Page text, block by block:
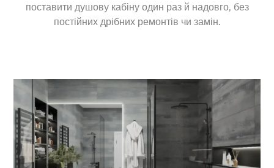
поставити душову кабіну один раз й надовго, без
постійних дрібних ремонтів чи замін.